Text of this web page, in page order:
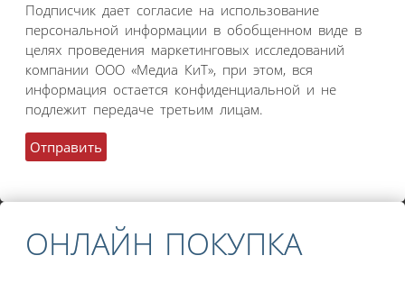
Подписчик дает согласие на использование
персональной информации в обобщенном виде в
целях проведения маркетинговых исследований
компании ООО «Медиа КиТ», при этом, вся
информация остается конфиденциальной и не
подлежит передаче третьим лицам.
ОНЛАЙН ПОКУПКА